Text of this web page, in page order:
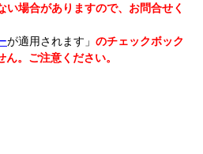
い場合がありますので、お問合せく
が適用されます」 のチェックボック
。ご注意ください。